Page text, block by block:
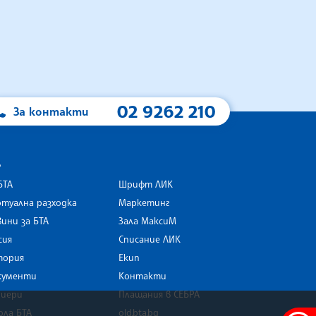
За контакти 02 9262 210
разходка
за БТА
БТА
Шрифт ЛИК
Маркетинг
Зала МаксиМ
Списание ЛИК
Екип
Контакти
Плащания в СЕБРА
old.bta.bg